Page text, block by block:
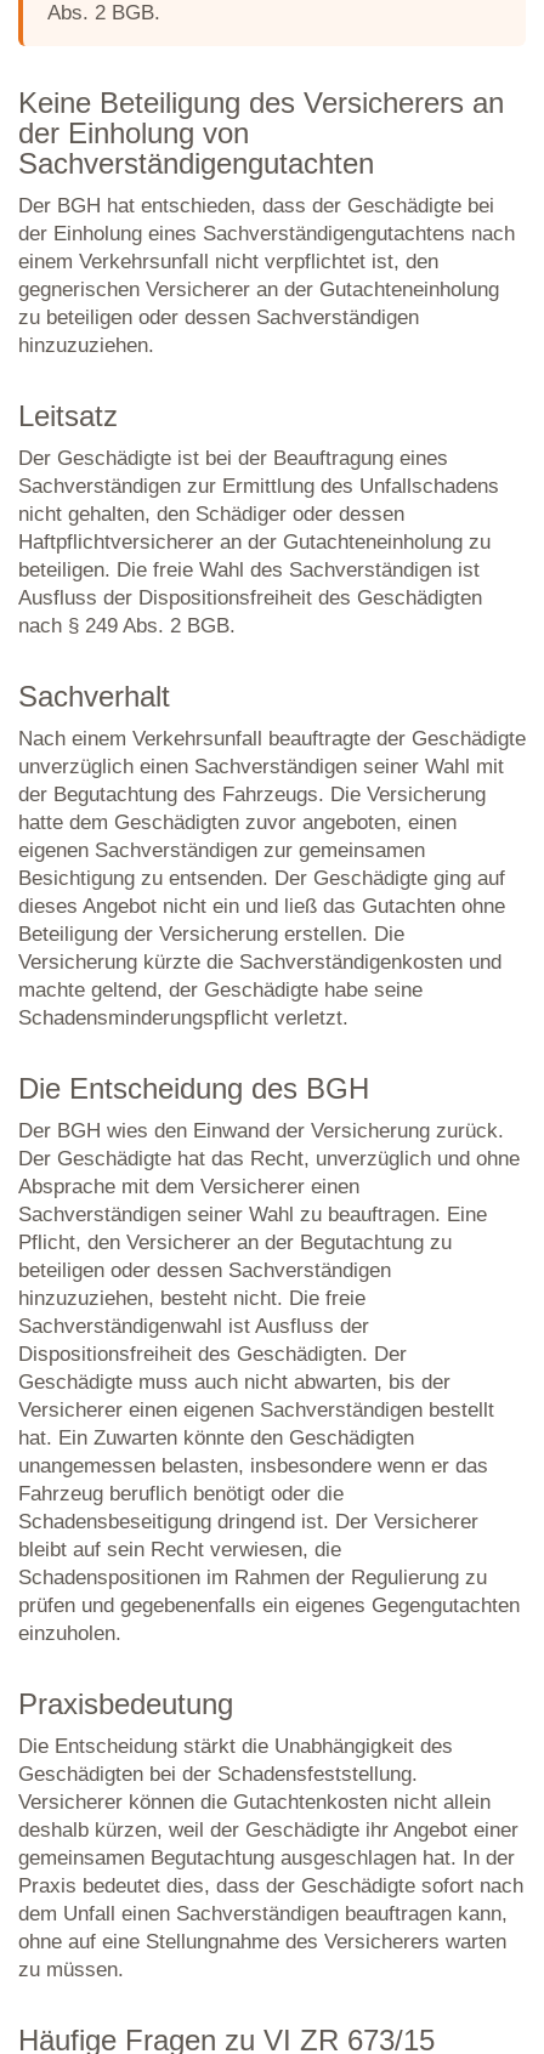
Abs. 2 BGB.
Keine Beteiligung des Versicherers an
der Einholung von
Sachverständigengutachten
Der BGH hat entschieden, dass der Geschädigte bei
der Einholung eines Sachverständigengutachtens nach
einem Verkehrsunfall nicht verpflichtet ist, den
gegnerischen Versicherer an der Gutachteneinholung
zu beteiligen oder dessen Sachverständigen
hinzuzuziehen.
Leitsatz
Der Geschädigte ist bei der Beauftragung eines
Sachverständigen zur Ermittlung des Unfallschadens
nicht gehalten, den Schädiger oder dessen
Haftpflichtversicherer an der Gutachteneinholung zu
beteiligen. Die freie Wahl des Sachverständigen ist
Ausfluss der Dispositionsfreiheit des Geschädigten
nach § 249 Abs. 2 BGB.
Sachverhalt
Nach einem Verkehrsunfall beauftragte der Geschädigte
unverzüglich einen Sachverständigen seiner Wahl mit
der Begutachtung des Fahrzeugs. Die Versicherung
hatte dem Geschädigten zuvor angeboten, einen
eigenen Sachverständigen zur gemeinsamen
Besichtigung zu entsenden. Der Geschädigte ging auf
dieses Angebot nicht ein und ließ das Gutachten ohne
Beteiligung der Versicherung erstellen. Die
Versicherung kürzte die Sachverständigenkosten und
machte geltend, der Geschädigte habe seine
Schadensminderungspflicht verletzt.
Die Entscheidung des BGH
Der BGH wies den Einwand der Versicherung zurück.
Der Geschädigte hat das Recht, unverzüglich und ohne
Absprache mit dem Versicherer einen
Sachverständigen seiner Wahl zu beauftragen. Eine
Pflicht, den Versicherer an der Begutachtung zu
beteiligen oder dessen Sachverständigen
hinzuzuziehen, besteht nicht. Die freie
Sachverständigenwahl ist Ausfluss der
Dispositionsfreiheit des Geschädigten. Der
Geschädigte muss auch nicht abwarten, bis der
Versicherer einen eigenen Sachverständigen bestellt
hat. Ein Zuwarten könnte den Geschädigten
unangemessen belasten, insbesondere wenn er das
Fahrzeug beruflich benötigt oder die
Schadensbeseitigung dringend ist. Der Versicherer
bleibt auf sein Recht verwiesen, die
Schadenspositionen im Rahmen der Regulierung zu
prüfen und gegebenenfalls ein eigenes Gegengutachten
einzuholen.
Praxisbedeutung
Die Entscheidung stärkt die Unabhängigkeit des
Geschädigten bei der Schadensfeststellung.
Versicherer können die Gutachtenkosten nicht allein
deshalb kürzen, weil der Geschädigte ihr Angebot einer
gemeinsamen Begutachtung ausgeschlagen hat. In der
Praxis bedeutet dies, dass der Geschädigte sofort nach
dem Unfall einen Sachverständigen beauftragen kann,
ohne auf eine Stellungnahme des Versicherers warten
zu müssen.
Häufige Fragen zu VI ZR 673/15